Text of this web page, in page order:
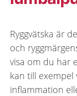
Ryggvätska är
och
visa om du har
kan till exempel
inflammation